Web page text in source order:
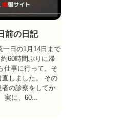
前の日記
一日の1月14日まで
60時間ぶりに帰
仕事に行って、そ
しました。 その
者の診察をしてか
実に、60...